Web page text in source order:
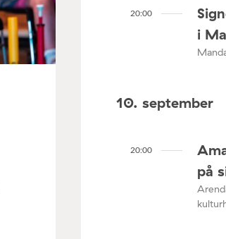
20:00
i
10. september
20:00
på